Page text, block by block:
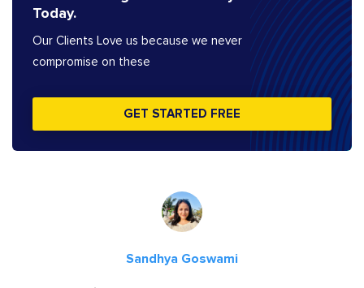
Today.
Our Clients Love us because we never
compromise on these
GET STARTED FREE
Sandhya Goswami